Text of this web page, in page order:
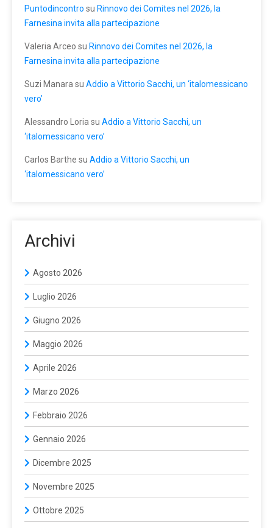
Puntodincontro su Rinnovo dei Comites nel 2026, la
Farnesina invita alla partecipazione
Valeria Arceo su Rinnovo dei Comites nel 2026, la
Farnesina invita alla partecipazione
Suzi Manara su Addio a Vittorio Sacchi, un ‘italomessicano
vero’
Alessandro Loria su Addio a Vittorio Sacchi, un
‘italomessicano vero’
Carlos Barthe su Addio a Vittorio Sacchi, un
‘italomessicano vero’
Archivi
Agosto 2026
Luglio 2026
Giugno 2026
Maggio 2026
Aprile 2026
Marzo 2026
Febbraio 2026
Gennaio 2026
Dicembre 2025
Novembre 2025
Ottobre 2025